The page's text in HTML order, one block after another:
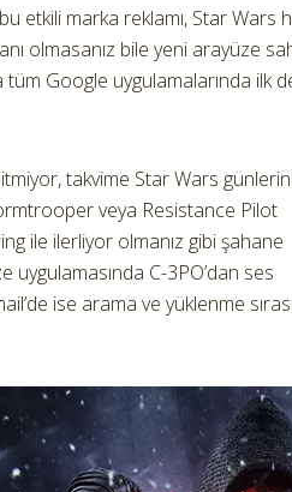
etkili marka reklamı, Star Wars
olmasanız bile yeni arayüze
Google uygulamalarında ilk
takvime Star Wars
veya Resistance Pilot
ile ilerliyor olmanız gibi şahane
uygulamasında C-3PO’dan ses
ise arama ve yüklenme